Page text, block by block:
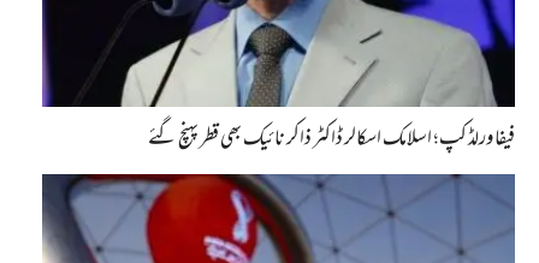
فیفا ورلڈ کپ؛ اسلامک اسکالر ڈاکٹر ذاکر نائیک بھی قطر پہنچ گئے